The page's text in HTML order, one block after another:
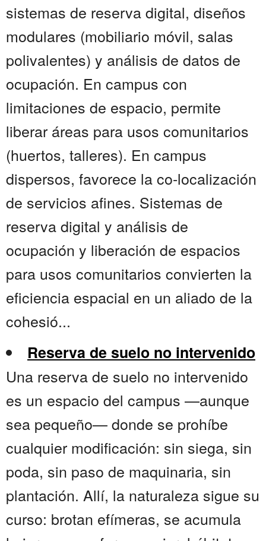
sistemas de reserva digital, diseños
modulares (mobiliario móvil, salas
polivalentes) y análisis de datos de
ocupación. En campus con
limitaciones de espacio, permite
liberar áreas para usos comunitarios
(huertos, talleres). En campus
dispersos, favorece la co-localización
de servicios afines. Sistemas de
reserva digital y análisis de
ocupación y liberación de espacios
para usos comunitarios convierten la
eficiencia espacial en un aliado de la
cohesió...
Reserva de suelo no intervenido
Una reserva de suelo no intervenido
es un espacio del campus —aunque
sea pequeño— donde se prohíbe
cualquier modificación: sin siega, sin
poda, sin paso de maquinaria, sin
plantación. Allí, la naturaleza sigue su
curso: brotan efímeras, se acumula